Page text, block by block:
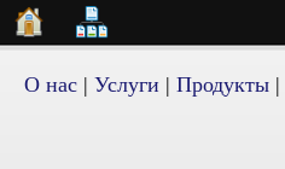
О нас | Услуги | Продукты |